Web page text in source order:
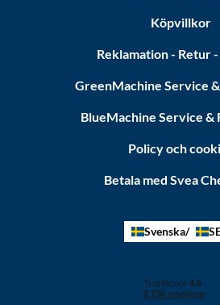
Köpvillkor
Reklamation - Retur
GreenMachine Service
BlueMachine Service &
Policy och
Betala med Svea
Svenska